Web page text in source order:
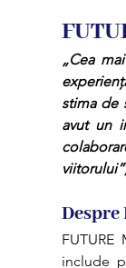
„Cea
stima de
avut un
Despre
include